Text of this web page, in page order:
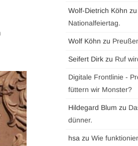
Wolf-Dietrich Köhn
Nationalfeiertag.
Wolf Köhn zu
Seifert Dirk zu Ruf
Digitale Frontlinie -
füttern wir Monster?
Hildegard Blum zu
dünner.
hsa zuWie